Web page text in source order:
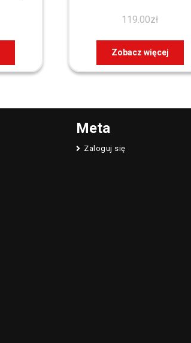
119.00zł
Zobacz więcej
Meta
Zaloguj się